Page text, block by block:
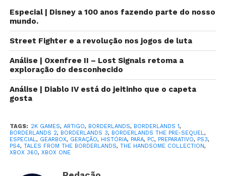
A franquiaBorderlandsultrapassa gerações com a
Gearbox e2K Games. Sendo lançado originalmente
paraPS3
em aberto era incerto uma continuação, mas em 2012
fomos agraciados comBorderlands 2conhecido como
o supra sumo do gênero e logo em seguida a antiga
Especial | Disney a 100 anos fazendo parte do nosso
mundo.
Street Fighter e a revolução nos jogos de luta
Análise | Oxenfree II – Lost Signals retoma a
exploração do desconhecido
Análise | Diablo IV está do jeitinho que o capeta
gosta
TAGS: 2K GAMES, ARTIGO, BORDERLANDS, BORDERLANDS 1,
BORDERLANDS 2, BORDERLANDS 3, BORDERLANDS THE PRE-SEQUEL,
ESPECIAL, GEARBOX, GERAÇÃO, HISTÓRIA, PARA, PC, PREPARATIVO, PS3,
PS4, TALES FROM THE BORDERLANDS, THE HANDSOME COLLECTION,
XBOX 360, XBOX ONE